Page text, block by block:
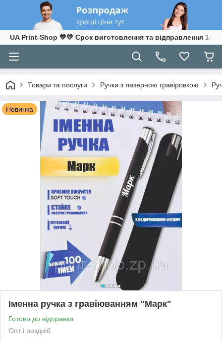
UA Print-Shop ​💙💛 Срок виготовлення та відправлення 1-3
Товари та послуги Ручки з лазерною гравіровкою
Новинка
Іменна ручка з гравіюванням "Марк"
Готово до відправки
Опт і роздріб